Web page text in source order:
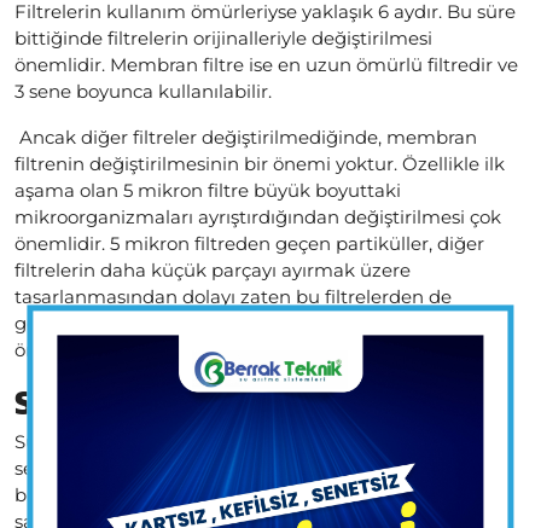
Filtrelerin kullanım ömürleriyse yaklaşık 6 aydır. Bu süre
bittiğinde filtrelerin orijinalleriyle değiştirilmesi
önemlidir. Membran filtre ise en uzun ömürlü filtredir ve
3 sene boyunca kullanılabilir.
Ancak diğer filtreler değiştirilmediğinde, membran
filtrenin değiştirilmesinin bir önemi yoktur. Özellikle ilk
aşama olan 5 mikron filtre büyük boyuttaki
mikroorganizmaları ayrıştırdığından değiştirilmesi çok
önemlidir. 5 mikron filtreden geçen partiküller, diğer
filtrelerin daha küçük parçayı ayırmak üzere
tasarlanmasından dolayı zaten bu filtrelerden de
geçemez. Bu yüzden her filtrenin verimliliği kendinden
önceki filtrelere de bağlıdır.
Su Arıtma Cihazlarının Etkileri
Su arıtma cihazlarının sağlığa etkisi en büyük tercih
sebebidir. Ancak bunun dışında birçok olumlu etkisi
bulunuyor. Ekonomik ve sosyal anlamda da avantaj
sağlayan su arıtma cihazları, hazır su fiyatlarıyla